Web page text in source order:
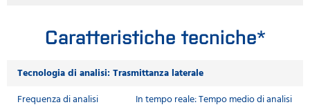
Caratteristiche tecniche*
Tecnologia di analisi: Trasmittanza laterale
Frequenza di analisi
In tempo reale: Tempo medio di analisi